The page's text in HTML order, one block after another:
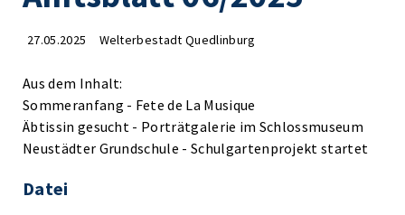
27.05.2025 Welterbestadt Quedlinburg
Aus dem Inhalt:
Sommeranfang - Fete de La Musique
Äbtissin gesucht - Porträtgalerie im Schlossmuseum
Neustädter Grundschule - Schulgartenprojekt startet
Datei